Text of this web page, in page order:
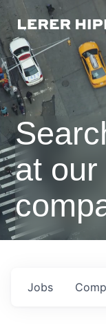
at
Jobs